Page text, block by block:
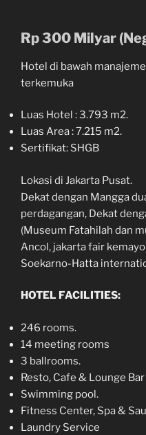
Rp 300 Milyar
Hotel di bawah
terkemuka
Luas Hotel : 3.793 m2.
Luas Area : 7.215 m2.
Sertifikat: SHGB
Lokasi di Jakarta Pusat.
Dekat dengan Mangga
perdagangan, Dekat
(Museum Fatahilah dan
Ancol, jakarta fair
Soekarno-Hatta
HOTEL FACILITIES:
246 rooms.
14 meeting rooms
3 ballrooms.
Resto, Cafe & Lounge Bar
Swimming pool.
Fitness Center, Spa &
Laundry Service